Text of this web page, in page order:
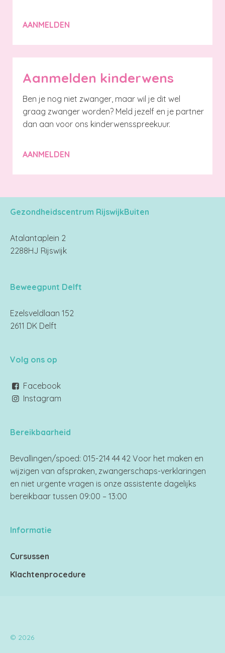
AANMELDEN
Aanmelden kinderwens
Ben je nog niet zwanger, maar wil je dit wel
graag zwanger worden? Meld jezelf en je partner
dan aan voor ons kinderwensspreekuur.
AANMELDEN
Gezondheidscentrum RijswijkBuiten
Atalantaplein 2
2288HJ Rijswijk
Beweegpunt Delft
Ezelsveldlaan 152
2611 DK Delft
Volg ons op
Facebook
Instagram
Bereikbaarheid
Bevallingen/spoed: 015-214 44 42 Voor het maken en
wijzigen van afspraken, zwangerschaps-verklaringen
en niet urgente vragen is onze assistente dagelijks
bereikbaar tussen 09:00 – 13:00
Informatie
Cursussen
Klachtenprocedure
© 2026